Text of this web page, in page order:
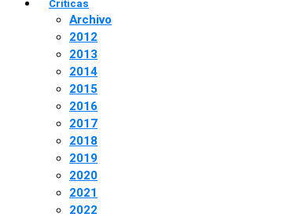
Críticas
Archivo
2012
2013
2014
2015
2016
2017
2018
2019
2020
2021
2022